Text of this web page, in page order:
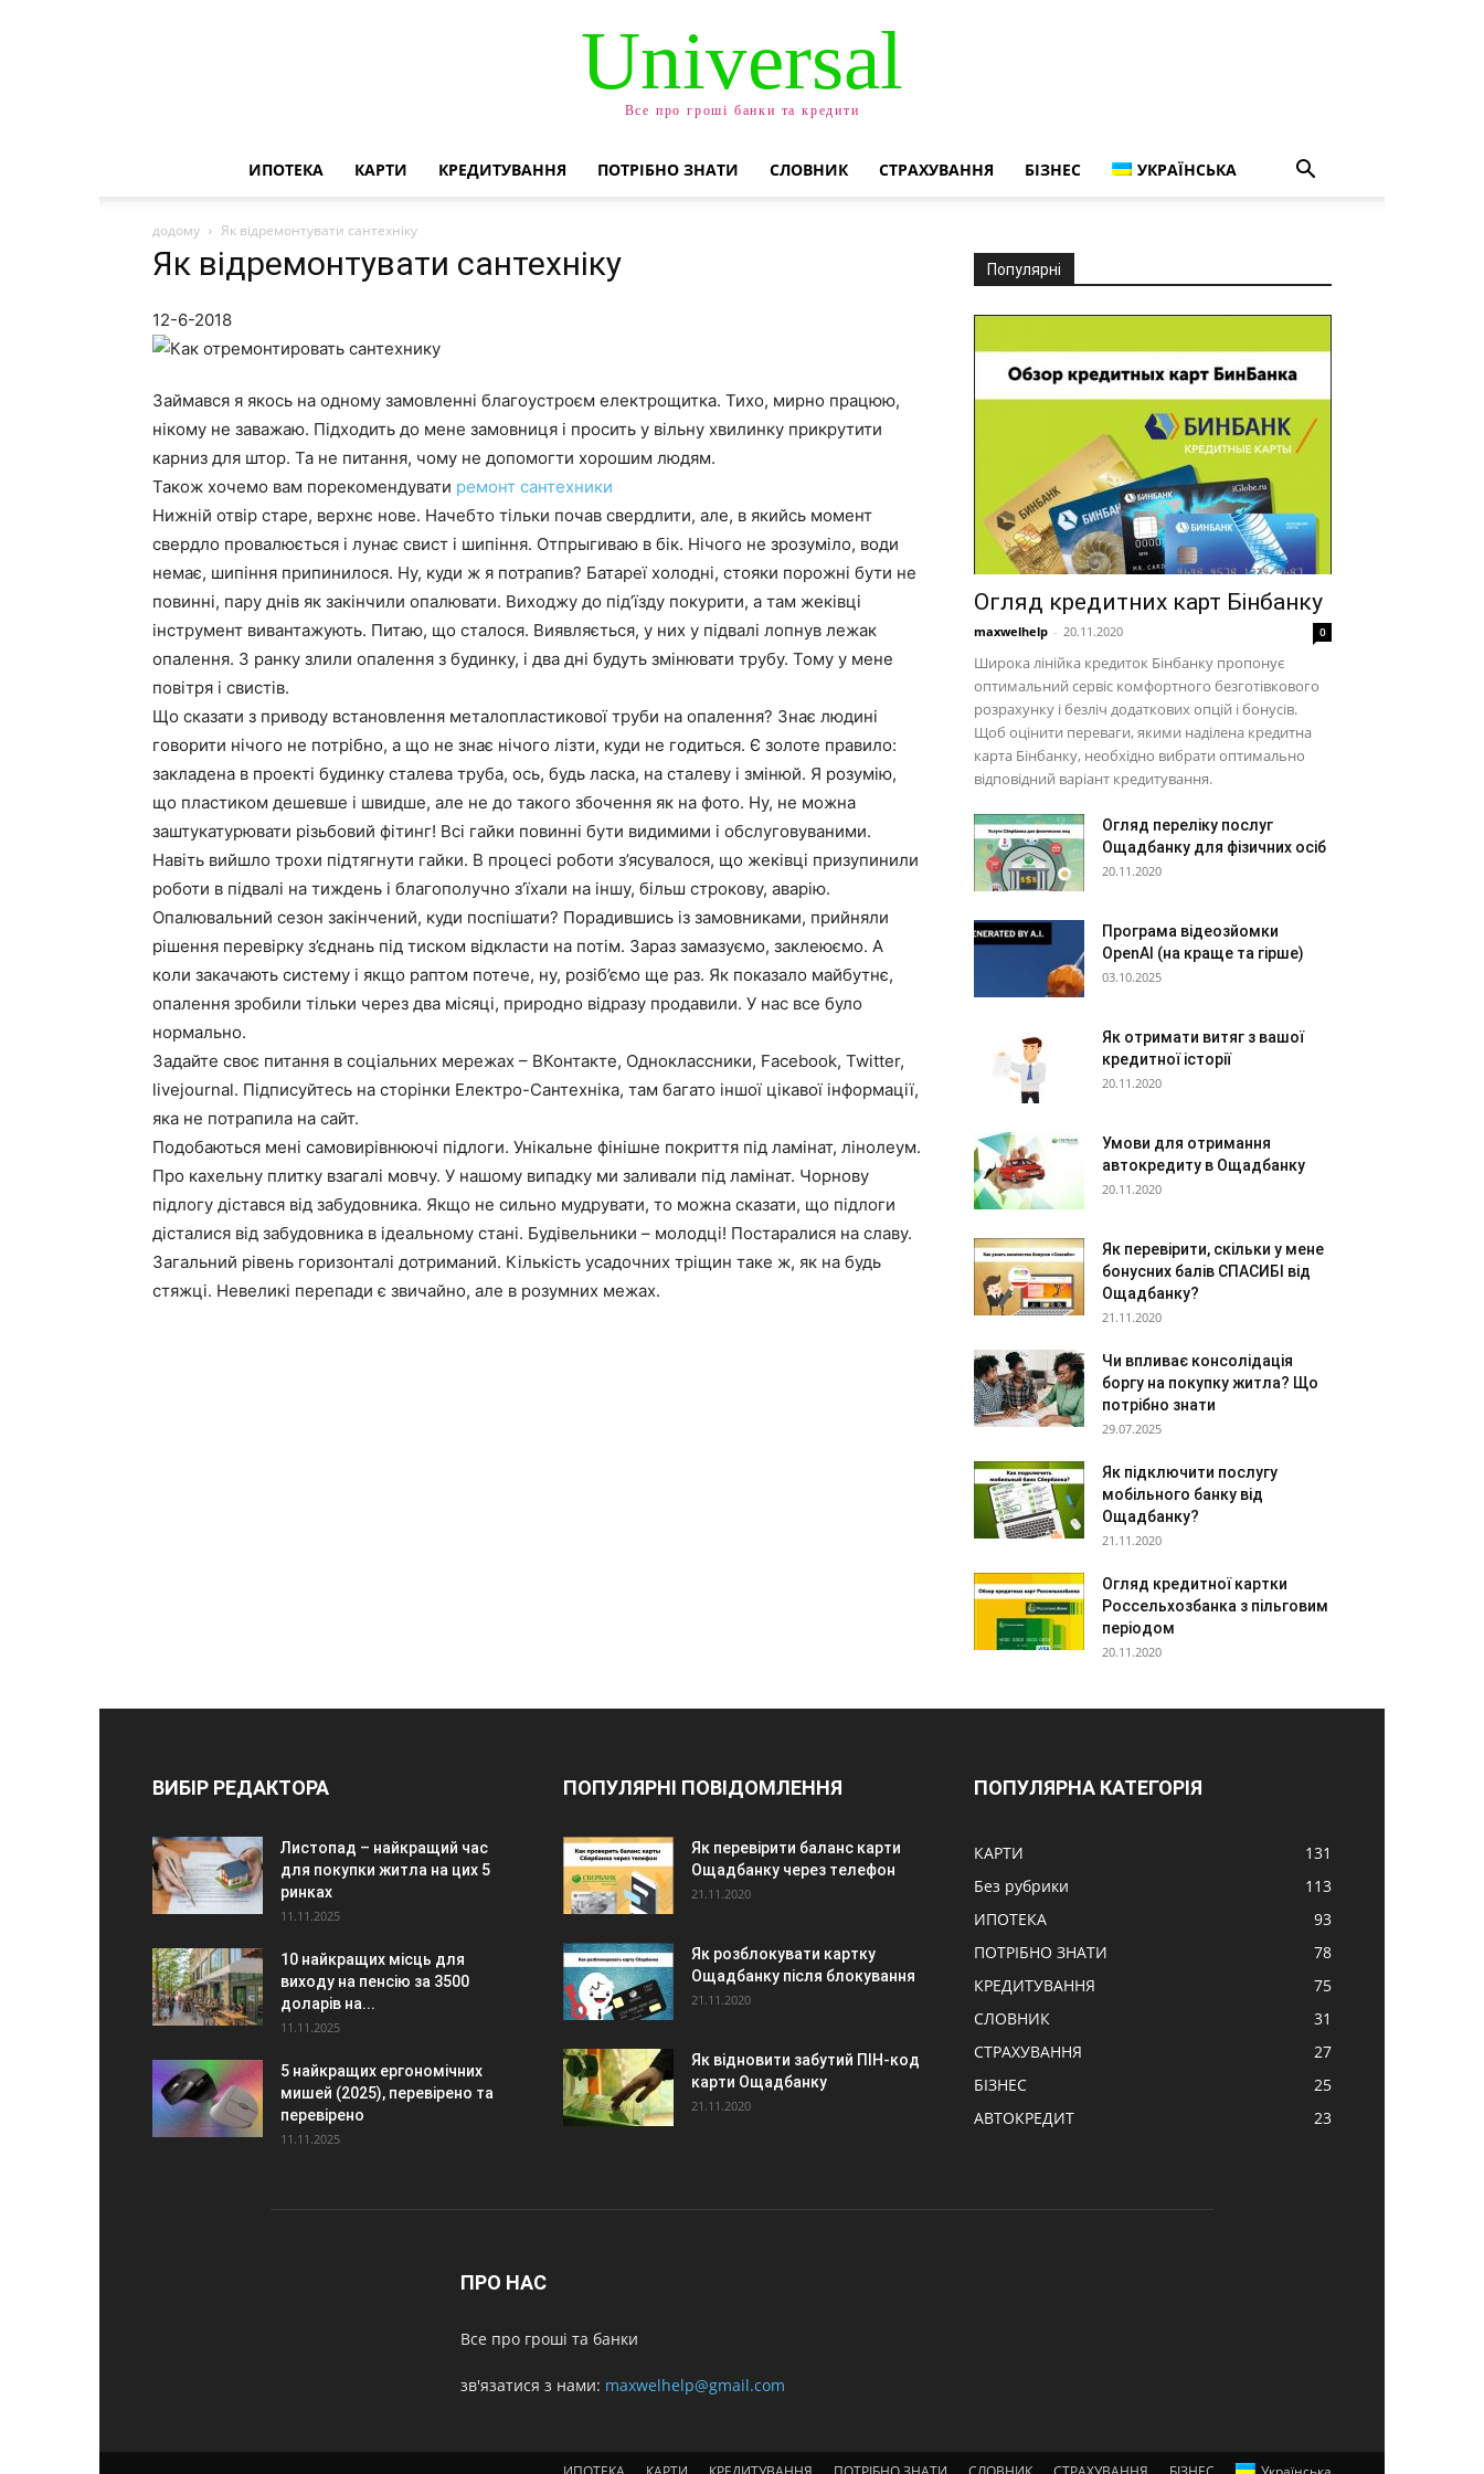
Universal
Все про гроші банки та кредити
ИПОТЕКА КАРТИ КРЕДИТУВАННЯ ПОТРІБНО ЗНАТИ СЛОВНИК СТРАХУВАННЯ БІЗНЕС УКРАЇНСЬКА
додому Як відремонтувати сантехніку
Як відремонтувати сантехніку
12-6-2018
Займався я якось на одному замовленні благоустроєм електрощитка. Тихо, мирно працюю,
нікому не заважаю. Підходить до мене замовниця і просить у вільну хвилинку прикрутити
карниз для штор. Та не питання, чому не допомогти хорошим людям.
Також хочемо вам порекомендувати ремонт сантехники
Нижній отвір старе, верхнє нове. Начебто тільки почав свердлити, але, в якийсь момент
свердло провалюється і лунає свист і шипіння. Отпрыгиваю в бік. Нічого не зрозуміло, води
немає, шипіння припинилося. Ну, куди ж я потрапив? Батареї холодні, стояки порожні бути не
повинні, пару днів як закінчили опалювати. Виходжу до під’їзду покурити, а там жеківці
інструмент вивантажують. Питаю, що сталося. Виявляється, у них у підвалі лопнув лежак
опалення. З ранку злили опалення з будинку, і два дні будуть змінювати трубу. Тому у мене
повітря і свистів.
Що сказати з приводу встановлення металопластикової труби на опалення? Знає людині
говорити нічого не потрібно, а що не знає нічого лізти, куди не годиться. Є золоте правило:
закладена в проекті будинку сталева труба, ось, будь ласка, на сталеву і змінюй. Я розумію,
що пластиком дешевше і швидше, але не до такого збочення як на фото. Ну, не можна
заштукатурювати різьбовий фітинг! Всі гайки повинні бути видимими і обслуговуваними.
Навіть вийшло трохи підтягнути гайки. В процесі роботи з’ясувалося, що жеківці призупинили
роботи в підвалі на тиждень і благополучно з’їхали на іншу, більш строкову, аварію.
Опалювальний сезон закінчений, куди поспішати? Порадившись із замовниками, прийняли
рішення перевірку з’єднань під тиском відкласти на потім. Зараз замазуємо, заклеюємо. А
коли закачають систему і якщо раптом потече, ну, розіб’ємо ще раз. Як показало майбутнє,
опалення зробили тільки через два місяці, природно відразу продавили. У нас все було
нормально.
Задайте своє питання в соціальних мережах – ВКонтакте, Одноклассники, Facebook, Twitter,
livejournal. Підписуйтесь на сторінки Електро-Сантехніка, там багато іншої цікавої інформації,
яка не потрапила на сайт.
Подобаються мені самовирівнюючі підлоги. Унікальне фінішне покриття під ламінат, лінолеум.
Про кахельну плитку взагалі мовчу. У нашому випадку ми заливали під ламінат. Чорнову
підлогу дістався від забудовника. Якщо не сильно мудрувати, то можна сказати, що підлоги
дісталися від забудовника в ідеальному стані. Будівельники – молодці! Постаралися на славу.
Загальний рівень горизонталі дотриманий. Кількість усадочних тріщин таке ж, як на будь
стяжці. Невеликі перепади є звичайно, але в розумних межах.
Популярні
Огляд кредитних карт Бінбанку
maxwelhelp - 20.11.2020 0
Широка лінійка кредиток Бінбанку пропонує
оптимальний сервіс комфортного безготівкового
розрахунку і безліч додаткових опцій і бонусів.
Щоб оцінити переваги, якими наділена кредитна
карта Бінбанку, необхідно вибрати оптимально
відповідний варіант кредитування.
Огляд переліку послуг
Ощадбанку для фізичних осіб
20.11.2020
Програма відеозйомки
OpenAI (на краще та гірше)
03.10.2025
Як отримати витяг з вашої
кредитної історії
20.11.2020
Умови для отримання
автокредиту в Ощадбанку
20.11.2020
Як перевірити, скільки у мене
бонусних балів СПАСИБІ від
Ощадбанку?
21.11.2020
Чи впливає консолідація
боргу на покупку житла? Що
потрібно знати
29.07.2025
Як підключити послугу
мобільного банку від
Ощадбанку?
21.11.2020
Огляд кредитної картки
Россельхозбанка з пільговим
періодом
20.11.2020
ВИБІР РЕДАКТОРА
Листопад – найкращий час
для покупки житла на цих 5
ринках
11.11.2025
10 найкращих місць для
виходу на пенсію за 3500
доларів на...
11.11.2025
5 найкращих ергономічних
мишей (2025), перевірено та
перевірено
11.11.2025
ПОПУЛЯРНІ ПОВІДОМЛЕННЯ
Як перевірити баланс карти
Ощадбанку через телефон
21.11.2020
Як розблокувати картку
Ощадбанку після блокування
21.11.2020
Як відновити забутий ПІН-код
карти Ощадбанку
21.11.2020
ПОПУЛЯРНА КАТЕГОРІЯ
КАРТИ
131
Без рубрики
113
ИПОТЕКА
93
ПОТРІБНО ЗНАТИ
78
КРЕДИТУВАННЯ
75
СЛОВНИК
31
СТРАХУВАННЯ
27
БІЗНЕС
25
АВТОКРЕДИТ
23
ПРО НАС
Все про гроші та банки
зв'язатися з нами: maxwelhelp@gmail.com